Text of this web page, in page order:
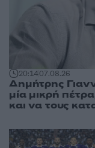
20:1407.08.26
Δημήτρης
μία μικρή
και να τους